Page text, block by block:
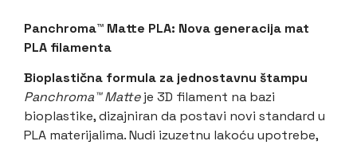
Panchroma™ Matte PLA: Nova generacija mat
PLA filamenta
Bioplastična formula za jednostavnu štampu
Panchroma™ Matteje 3D filament na bazi
bioplastike, dizajniran da postavi novi standard u
PLA materijalima. Nudi izuzetnu lakoću upotrebe,